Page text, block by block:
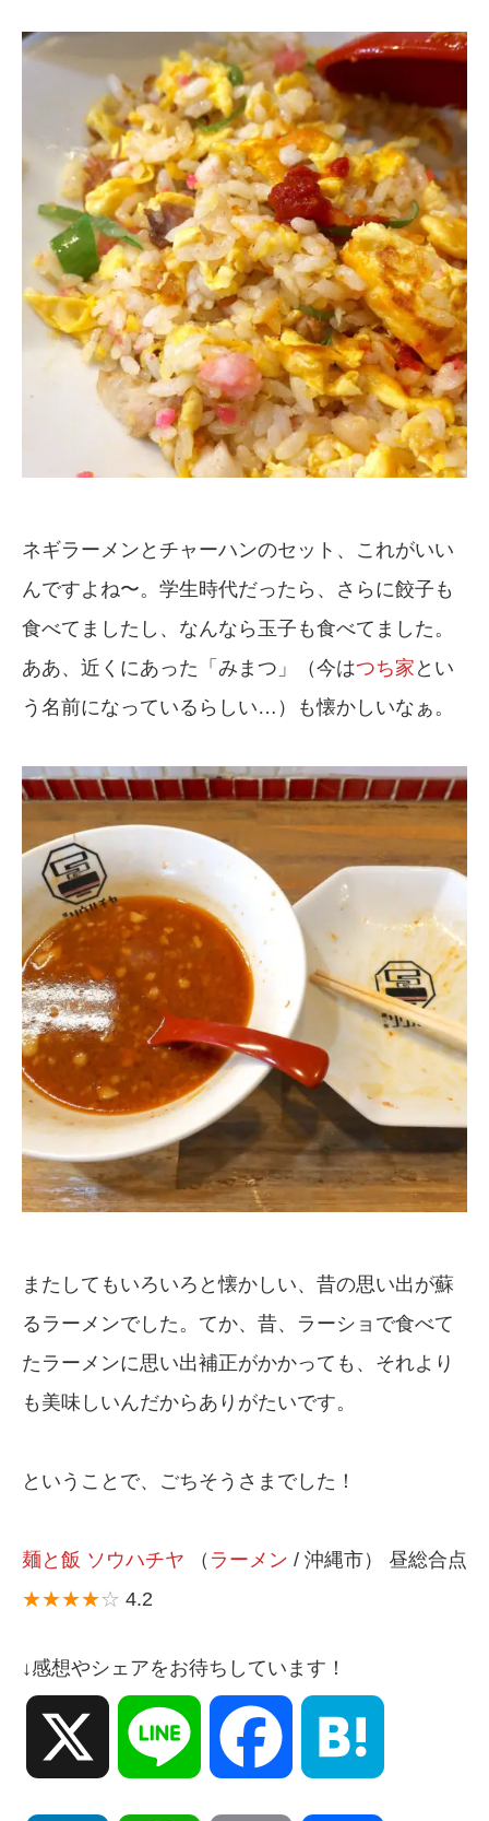
ネギラーメンとチャーハンのセット、これがいい
んですよね〜。学生時代だったら、さらに餃子も
食べてましたし、なんなら玉子も食べてました。
ああ、近くにあった「みまつ」（今はつち家 とい
う名前になっているらしい…）も懐かしいなぁ。
またしてもいろいろと懐かしい、昔の思い出が蘇
るラーメンでした。てか、昔、ラーショで食べて
たラーメンに思い出補正がかかっても、それより
も美味しいんだからありがたいです。
ということで、ごちそうさまでした！
麺と飯 ソウハチヤ （ ラーメン / 沖縄市） 昼総合点
★★★★☆ 4.2
↓感想やシェアをお待ちしています！
Line Facebook